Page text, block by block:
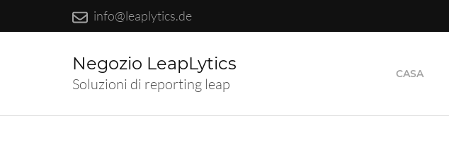
info@leaplytics.de
Negozio LeapLytics
Soluzioni di reporting leap
CASA